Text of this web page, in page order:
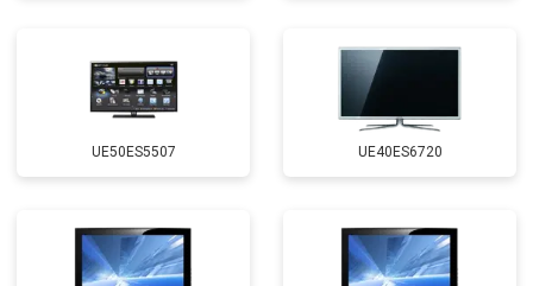
UE50ES5507 UE40ES6720